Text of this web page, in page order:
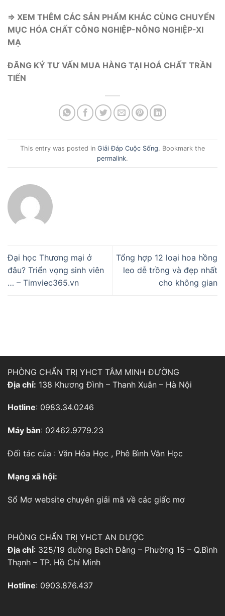
⇒ XEM THÊM CÁC SẢN PHẨM KHÁC CÙNG CHUYỂN
MỤC HÓA CHẤT CÔNG NGHIỆP-NÔNG NGHIỆP-XI
MẠ
ĐĂNG KÝ TƯ VẤN MUA HÀNG TẠI HOÁ CHẤT TRẦN
TIẾN
This entry was posted in Giải Đáp Cuộc Sống. Bookmark the
permalink.
Đại học Thương mại ở
đâu? Triển vọng sinh viên
… – Timviec365.vn
Tổng hợp 12 loại hoa hồng
leo dễ trồng và đẹp nhất
cho không gian
PHÒNG CHẨN TRỊ YHCT TÂM MINH ĐƯỜNG
Địa chỉ: 138 Khương Đình – Thanh Xuân – Hà Nội
Hotline: 0983.34.0246
Máy bàn: 02462.9779.23
Đối tác của : Văn Hóa Học , Phê Bình Văn Học
Mạng xã hội:
Sổ Mơ website chuyên giải mã về các giấc mơ
PHÒNG CHẨN TRỊ YHCT AN DƯỢC
Địa chỉ: 325/19 đường Bạch Đằng – Phường 15 – Q.Bình
Thạnh – TP. Hồ Chí Minh
Hotline: 0903.876.437